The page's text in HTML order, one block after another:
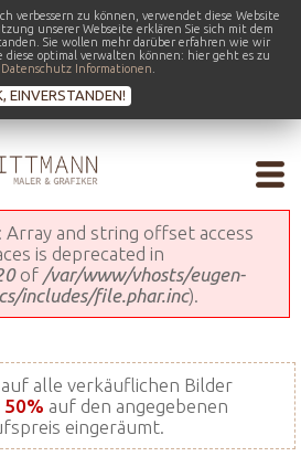
verbessern zu können, verwendet diese Website
unserer Webseite erklären Sie sich mit dem
Sie wollen mehr darüber erfahren wie wir
diese optimal verwalten können: hier geht es zu
Datenschutz Informationen
EINVERSTANDEN!
Array and string offset access
is deprecated in
of /var/www/vhosts/eugen-
includes/file.phar.inc).
alle verkäuflichen Bilder
50% auf den angegebenen
eingeräumt.